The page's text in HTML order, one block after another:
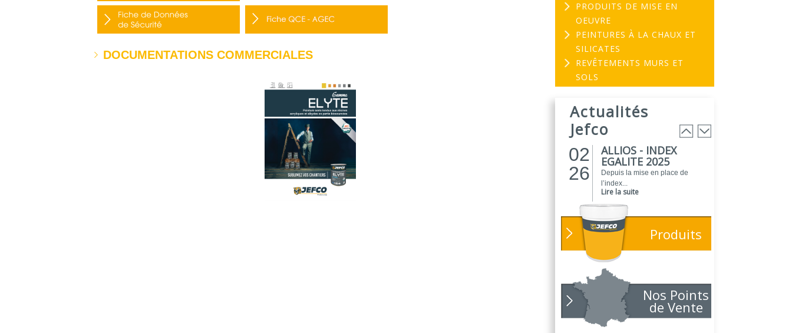
DOCUMENTATIONS COMMERCIALES
PRODUITS DE MISE EN
OEUVRE
PEINTURES À LA CHAUX ET
SILICATES
REVÊTEMENTS MURS ET
SOLS
Actualités
Jefco
03
Peinture
EVOGREEN est une gamme de
Lire la suite
02
26
ALLIOS - INDEX
EGALITE 2025
Depuis la mise en place de
l’index...
Lire la suite
01
26
ATELIER DU
PEINTRE 2026 !
Parce que chaque chantier
compte, nous...
Lire la suite
01
26
NOUVEAUTÉ
POLARIS
Toujours soucieux des besoins
Lire la suite
Produits
Nos Points
de Vente